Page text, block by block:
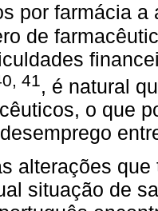
por farmácia a
de
, 41, é natural
o que
alterações
situação de